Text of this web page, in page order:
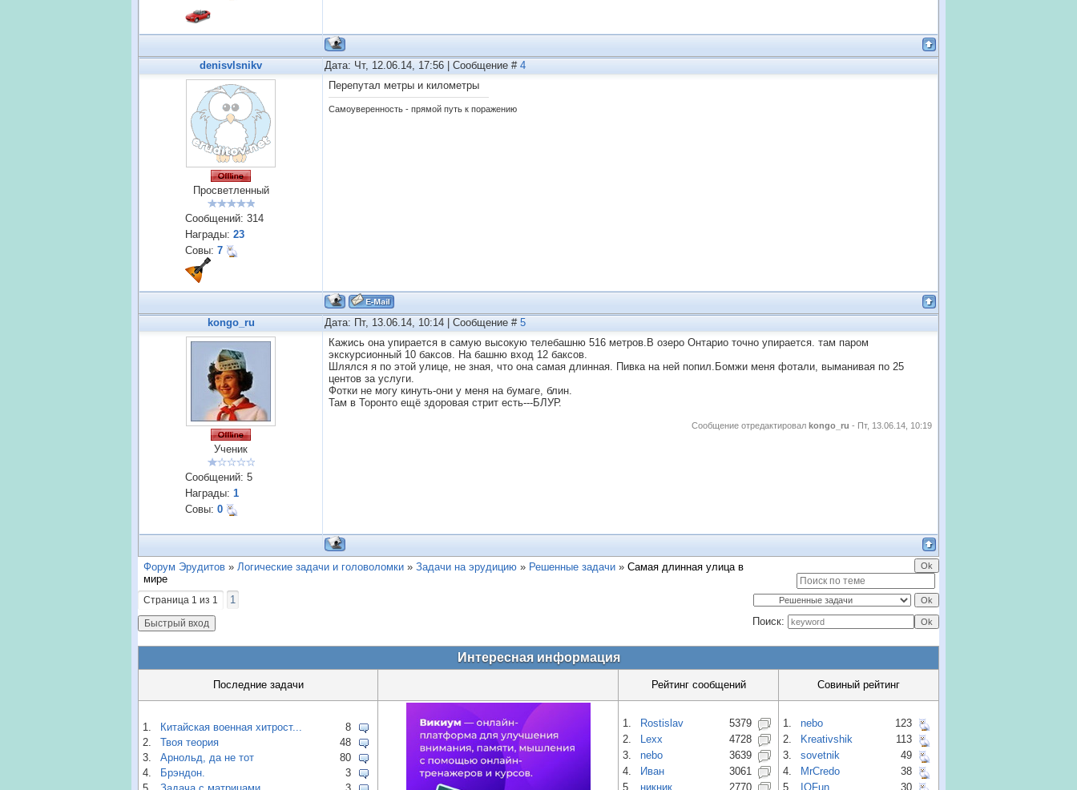
denisvlsnikv Дата: Чт, 12.06.14, 17:56 | Сообщение # 4
Просветленный
Сообщений: 314
Награды: 23
Совы: 7
Перепутал метры и километры
Самоуверенность - прямой путь к поражению
kongo_ru Дата: Пт, 13.06.14, 10:14 | Сообщение # 5
Ученик
Сообщений: 5
Награды: 1
Совы: 0
Кажись она упирается в самую высокую телебашню 516 метров.В озеро Онтарио точно упирается. там паром
экскурсионный 10 баксов. На башню вход 12 баксов.
Шлялся я по этой улице, не зная, что она самая длинная. Пивка на ней попил.Бомжи меня фотали, выманивая по 25
центов за услуги.
Фотки не могу кинуть-они у меня на бумаге, блин.
Там в Торонто ещё здоровая стрит есть---БЛУР.
Сообщение отредактировал kongo_ru - Пт, 13.06.14, 10:19
Форум Эрудитов » Логические задачи и головоломки » Задачи на эрудицию » Решенные задачи » Самая длинная улица в
мире
Страница 1 из 1
1
Поиск:
Интересная информация
Последние задачи Рейтинг сообщений Совиный рейтинг
1. Китайская военная хитрост...
8
2.
Твоя теория
48
3.
Арнольд, да не тот
80
4.
Брэндон.
3
1. Rostislav
5379
2.
Lexx
4728
3.
nebo
3639
4.
Иван
3061
5.
никник 2770
1. nebo
123
2.
Kreativshik
113
3.
sovetnik
49
4.
MrCredo
38
5.
IQFun 30